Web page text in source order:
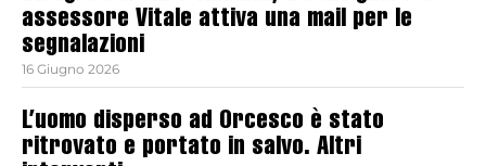
assessore Vitale attiva una mail per le
segnalazioni
16 Giugno 2026
L’uomo disperso ad Orcesco è stato
ritrovato e portato in salvo. Altri